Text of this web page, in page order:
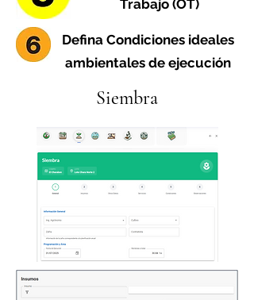
Trabajo (OT)
Defina Condiciones ideales
ambientales de ejecución
Siembra